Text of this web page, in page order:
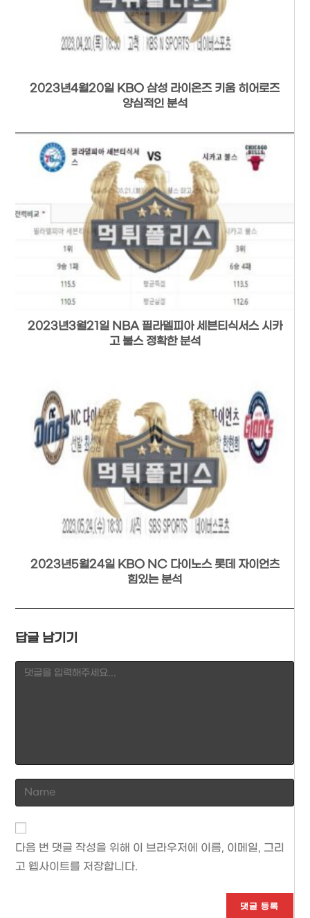
2023년4월20일 KBO 삼성 라이온즈 키움 히어로즈
양심적인 분석
2023년3월21일 NBA 필라델피아 세븐티식서스 시카
고 불스 정확한 분석
2023년5월24일 KBO NC 다이노스 롯데 자이언츠
힘있는 분석
답글 남기기
Comment
Enter
your
name
username
to
다음 번 댓글 작성을 위해 이 브라우저에 이름, 이메일, 그리
고 웹사이트를 저장합니다.